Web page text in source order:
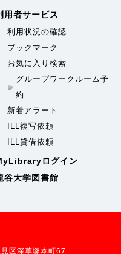
用者サービス
利用状況の確認
ブックマーク
お気に入り検索
グループワークルーム予
約
新着アラート
ILL複写依頼
ILL貸借依頼
ログイン
谷大学図書館
区深草塚本町67